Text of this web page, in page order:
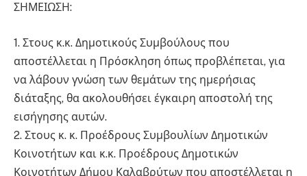
ΣΗΜΕΙΩΣΗ:
1. Στους κ.κ. Δημοτικούς Συμβούλους που
αποστέλλεται η Πρόσκληση όπως προβλέπεται, για
να λάβουν γνώση των θεμάτων της ημερήσιας
διάταξης, θα ακολουθήσει έγκαιρη αποστολή της
εισήγησης αυτών.
2. Στους κ. κ. Προέδρους Συμβουλίων Δημοτικών
Κοινοτήτων και κ.κ. Προέδρους Δημοτικών
Κοινοτήτων Δήμου Καλαβρύτων που αποστέλλεται η